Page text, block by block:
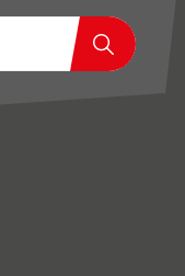
Zoeken